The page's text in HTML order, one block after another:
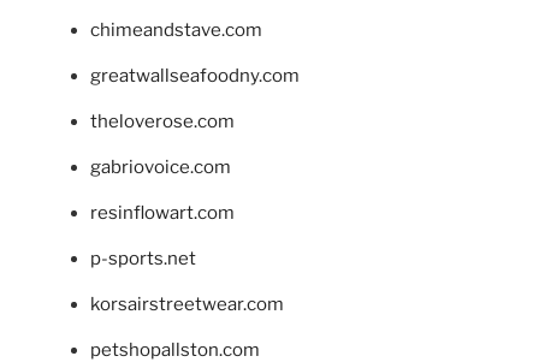
chimeandstave.com
greatwallseafoodny.com
theloverose.com
gabriovoice.com
resinflowart.com
p-sports.net
korsairstreetwear.com
petshopallston.com